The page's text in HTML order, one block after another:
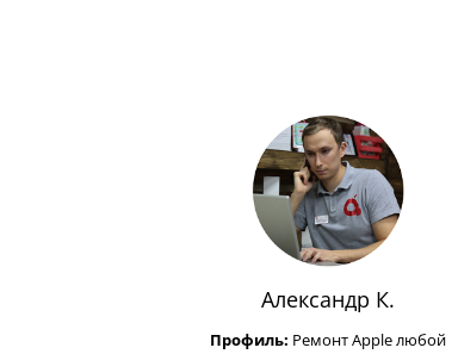
Александр К.
Профиль: Ремонт Apple любой